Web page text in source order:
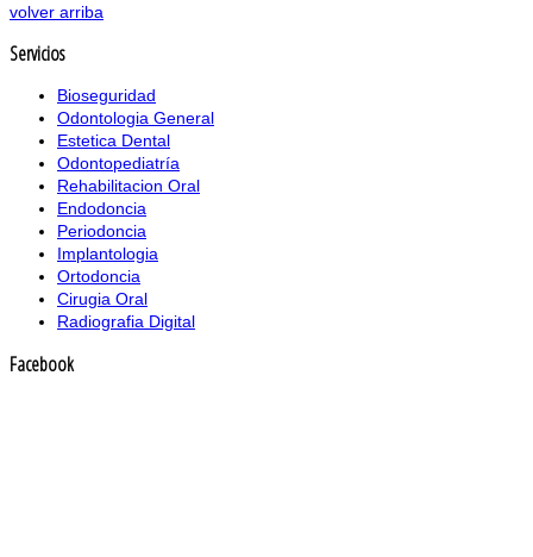
volver arriba
Servicios
Bioseguridad
Odontologia General
Estetica Dental
Odontopediatría
Rehabilitacion Oral
Endodoncia
Periodoncia
Implantologia
Ortodoncia
Cirugia Oral
Radiografia Digital
Facebook